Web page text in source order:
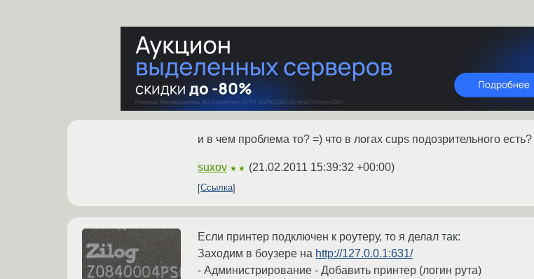
и в чем проблема то? =) что в логах cups подозрительного есть?
suxov ★★ (21.02.2011 15:39:32 +00:00)
Ссылка
Если принтер подключен к роутеру, то я делал так:
Заходим в боузере на http://127.0.0.1:631/
- Администрирование - Добавить принтер (логин рута)